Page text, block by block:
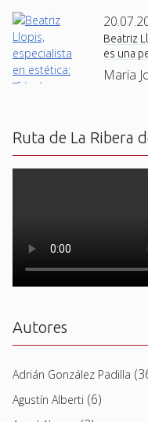
Beatriz
es una
Maria
Ruta de La Ribera
Autores
Adrián González Padilla
Agustín Alberti (6)